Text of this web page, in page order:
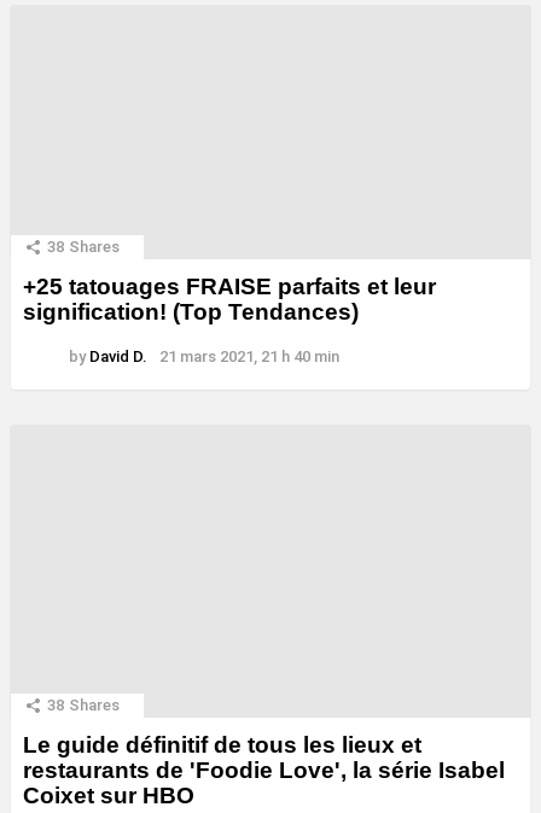
38 Shares
+25 tatouages ​​FRAISE parfaits et leur
signification! (Top Tendances)
by David D. 21 mars 2021, 21 h 40 min
38 Shares
Le guide définitif de tous les lieux et
restaurants de 'Foodie Love', la série Isabel
Coixet sur HBO